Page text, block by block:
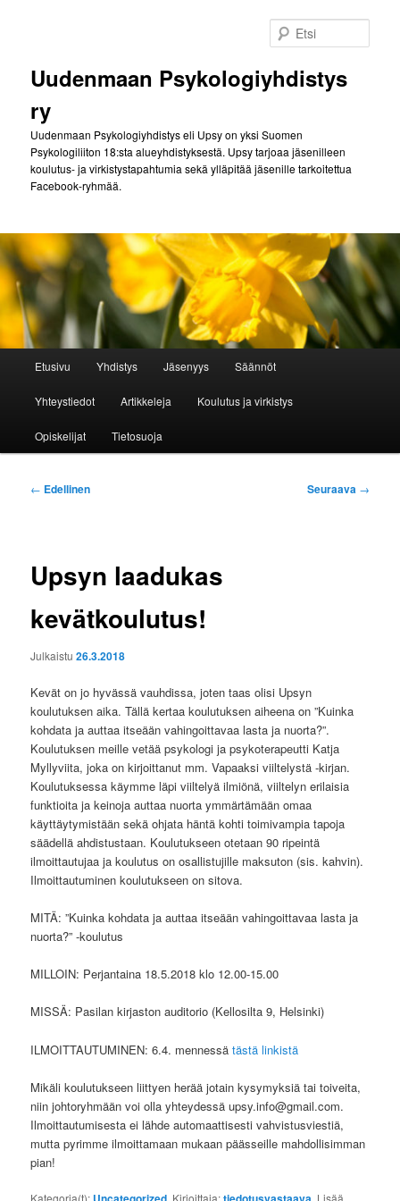
Uudenmaan Psykologiyhdistys
ry
Uudenmaan Psykologiyhdistys eli Upsy on yksi Suomen
Psykologiliiton 18:sta alueyhdistyksestä. Upsy tarjoaa jäsenilleen
koulutus- ja virkistystapahtumia sekä ylläpitää jäsenille tarkoitettua
Facebook-ryhmää.
Etusivu Yhdistys Jäsenyys Säännöt
Yhteystiedot Artikkeleja Koulutus ja virkistys
Opiskelijat Tietosuoja
Artikkelien
← Edellinen Seuraava →
Upsyn laadukas
kevätkoulutus!
Julkaistu26.3.2018
Kevät on jo hyvässä vauhdissa, joten taas olisi Upsyn
koulutuksen aika. Tällä kertaa koulutuksen aiheena on ”Kuinka
kohdata ja auttaa itseään vahingoittavaa lasta ja nuorta?”.
Koulutuksen meille vetää psykologi ja psykoterapeutti Katja
Myllyviita, joka on kirjoittanut mm. Vapaaksi viiltelystä -kirjan.
Koulutuksessa käymme läpi viiltelyä ilmiönä, viiltelyn erilaisia
funktioita ja keinoja auttaa nuorta ymmärtämään omaa
käyttäytymistään sekä ohjata häntä kohti toimivampia tapoja
säädellä ahdistustaan. Koulutukseen otetaan 90 ripeintä
ilmoittautujaa ja koulutus on osallistujille maksuton (sis. kahvin).
Ilmoittautuminen koulutukseen on sitova.
MITÄ: ”Kuinka kohdata ja auttaa itseään vahingoittavaa lasta ja
nuorta?” -koulutus
MILLOIN: Perjantaina 18.5.2018 klo 12.00-15.00
MISSÄ: Pasilan kirjaston auditorio (Kellosilta 9, Helsinki)
ILMOITTAUTUMINEN: 6.4. mennessätästä linkistä
Mikäli koulutukseen liittyen herää jotain kysymyksiä tai toiveita,
niin johtoryhmään voi olla yhteydessä upsy.info@gmail.com.
Ilmoittautumisesta ei lähde automaattisesti vahvistusviestiä,
mutta pyrimme ilmoittamaan mukaan päässeille mahdollisimman
pian!
Kategoria(t): . Kirjoittaja: . Lisää